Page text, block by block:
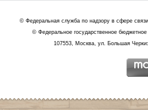
© Федеральная служба по надзору в сфере
© Федеральное государственное
107553, Москва, ул. Большая